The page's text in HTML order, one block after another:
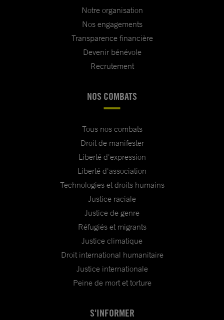
Notre organisation
Nos engagements
Transparence financière
Devenir bénévole
Recrutement
NOS COMBATS
Tous nos combats
Droit de manifester
Liberté d'expression
Liberté d'association
Technologies et droits humains
Justice raciale
Justice de genre
Réfugiés et migrants
Justice climatique
Droit international humanitaire
Justice internationale
Peine de mort et torture
S'INFORMER